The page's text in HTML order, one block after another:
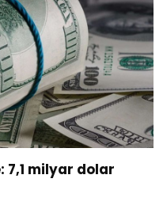
7,1 milyar dolar